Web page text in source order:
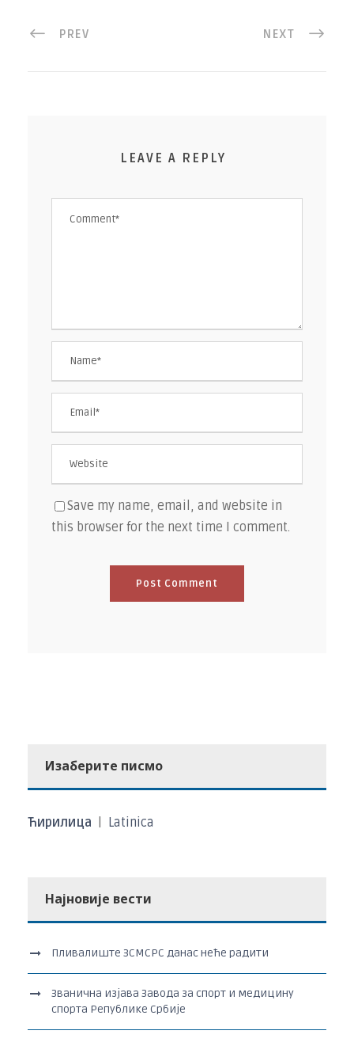
PREV NEXT
LEAVE A REPLY
Save my name, email, and website in
this browser for the next time I comment.
Изаберите писмо
Ћирилица Latinica
Најновије вести
Пливалиште ЗСМСРС данас неће радити
Званична изјава Завода за спорт и медицину
спорта Републике Србије